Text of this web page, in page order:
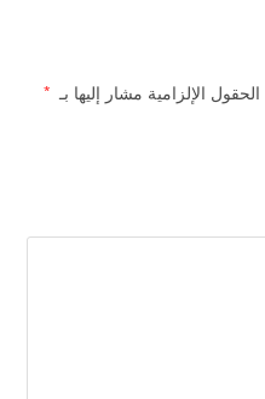
الحقول الإلزامية مشار إليها بـ *